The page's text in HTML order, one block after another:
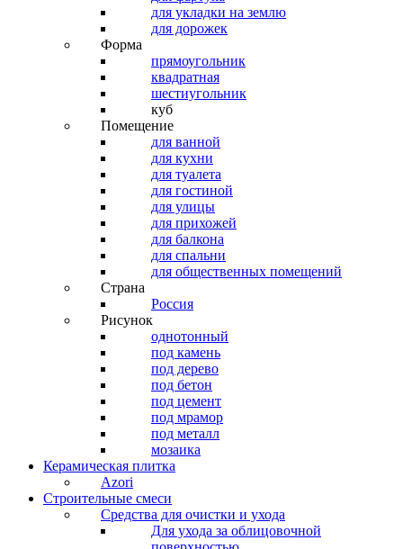
для укладки на землю
для дорожек
Форма
прямоугольник
квадратная
шестиугольник
куб
Помещение
для ванной
для кухни
для туалета
для гостиной
для улицы
для прихожей
для балкона
для спальни
для общественных помещений
Страна
Россия
Рисунок
однотонный
под камень
под дерево
под бетон
под цемент
под мрамор
под металл
мозаика
Керамическая плитка
Azori
Строительные смеси
Средства для очистки и ухода
Для ухода за облицовочной